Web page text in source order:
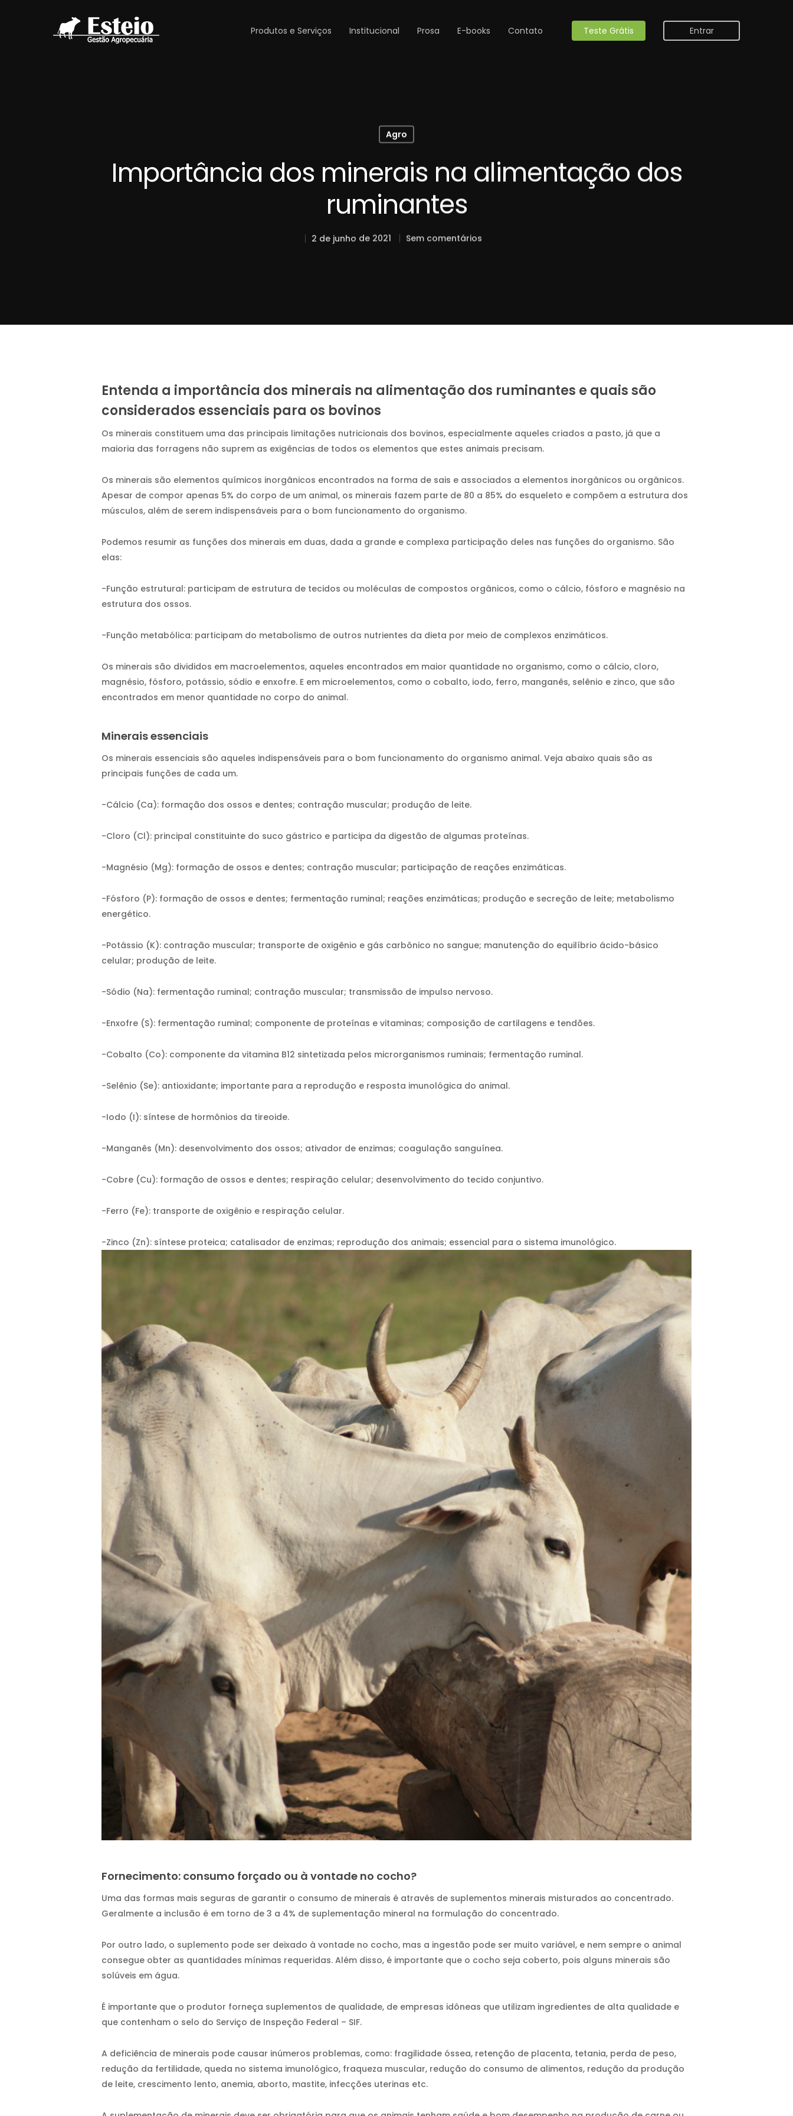
Produtos e Serviços Institucional Prosa E-books Contato Teste Grátis Entrar
Agro
Importância dos minerais na alimentação dos
ruminantes
2 de junho de 2021 Sem comentários
Entenda a importância dos minerais na alimentação dos ruminantes e quais são
considerados essenciais para os bovinos
Os minerais constituem uma das principais limitações nutricionais dos bovinos, especialmente aqueles criados a pasto, já que a
maioria das forragens não suprem as exigências de todos os elementos que estes animais precisam.
Os minerais são elementos químicos inorgânicos encontrados na forma de sais e associados a elementos inorgânicos ou orgânicos.
Apesar de compor apenas 5% do corpo de um animal, os minerais fazem parte de 80 a 85% do esqueleto e compõem a estrutura dos
músculos, além de serem indispensáveis para o bom funcionamento do organismo.
Podemos resumir as funções dos minerais em duas, dada a grande e complexa participação deles nas funções do organismo. São
elas:
-Função estrutural: participam de estrutura de tecidos ou moléculas de compostos orgânicos, como o cálcio, fósforo e magnésio na
estrutura dos ossos.
-Função metabólica: participam do metabolismo de outros nutrientes da dieta por meio de complexos enzimáticos.
Os minerais são divididos em macroelementos, aqueles encontrados em maior quantidade no organismo, como o cálcio, cloro,
magnésio, fósforo, potássio, sódio e enxofre. E em microelementos, como o cobalto, iodo, ferro, manganês, selênio e zinco, que são
encontrados em menor quantidade no corpo do animal.
Minerais essenciais
Os minerais essenciais são aqueles indispensáveis para o bom funcionamento do organismo animal. Veja abaixo quais são as
principais funções de cada um.
-Cálcio (Ca): formação dos ossos e dentes; contração muscular; produção de leite.
-Cloro (Cl): principal constituinte do suco gástrico e participa da digestão de algumas proteínas.
-Magnésio (Mg): formação de ossos e dentes; contração muscular; participação de reações enzimáticas.
-Fósforo (P): formação de ossos e dentes; fermentação ruminal; reações enzimáticas; produção e secreção de leite; metabolismo
energético.
-Potássio (K): contração muscular; transporte de oxigênio e gás carbônico no sangue; manutenção do equilíbrio ácido-básico
celular; produção de leite.
-Sódio (Na): fermentação ruminal; contração muscular; transmissão de impulso nervoso.
-Enxofre (S): fermentação ruminal; componente de proteínas e vitaminas; composição de cartilagens e tendões.
-Cobalto (Co): componente da vitamina B12 sintetizada pelos microrganismos ruminais; fermentação ruminal.
-Selênio (Se): antioxidante; importante para a reprodução e resposta imunológica do animal.
-Iodo (I): síntese de hormônios da tireoide.
-Manganês (Mn): desenvolvimento dos ossos; ativador de enzimas; coagulação sanguínea.
-Cobre (Cu): formação de ossos e dentes; respiração celular; desenvolvimento do tecido conjuntivo.
-Ferro (Fe): transporte de oxigênio e respiração celular.
-Zinco (Zn): síntese proteica; catalisador de enzimas; reprodução dos animais; essencial para o sistema imunológico.
Fornecimento: consumo forçado ou à vontade no cocho?
Uma das formas mais seguras de garantir o consumo de minerais é através de suplementos minerais misturados ao concentrado.
Geralmente a inclusão é em torno de 3 a 4% de suplementação mineral na formulação do concentrado.
Por outro lado, o suplemento pode ser deixado à vontade no cocho, mas a ingestão pode ser muito variável, e nem sempre o animal
consegue obter as quantidades mínimas requeridas. Além disso, é importante que o cocho seja coberto, pois alguns minerais são
solúveis em água.
É importante que o produtor forneça suplementos de qualidade, de empresas idôneas que utilizam ingredientes de alta qualidade e
que contenham o selo do Serviço de Inspeção Federal – SIF.
A deficiência de minerais pode causar inúmeros problemas, como: fragilidade óssea, retenção de placenta, tetania, perda de peso,
redução da fertilidade, queda no sistema imunológico, fraqueza muscular, redução do consumo de alimentos, redução da produção
de leite, crescimento lento, anemia, aborto, mastite, infecções uterinas etc.